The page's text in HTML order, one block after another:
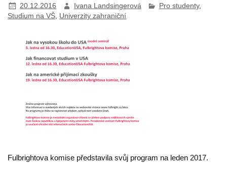
20.12.2016 Ivana Landsingerová Pro studenty,
Studium na VŠ Univerzity zahraniční
Fulbrightova komise představila svůj program na leden 2017.